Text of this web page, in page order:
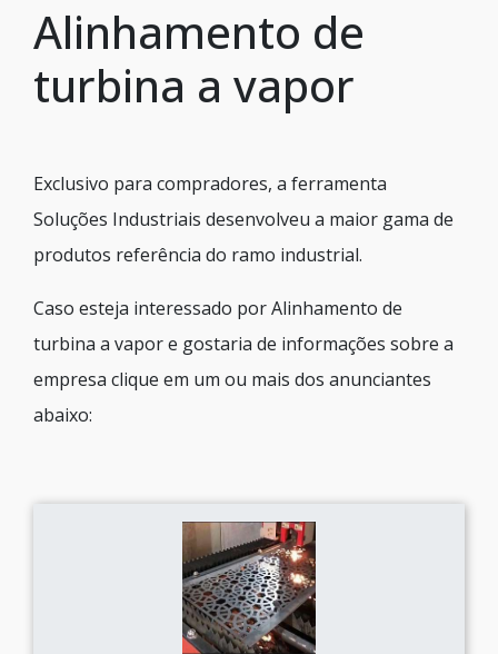
Alinhamento de
turbina a vapor
Exclusivo para compradores, a ferramenta
Soluções Industriais desenvolveu a maior gama de
produtos referência do ramo industrial.
Caso esteja interessado por Alinhamento de
turbina a vapor e gostaria de informações sobre a
empresa clique em um ou mais dos anunciantes
abaixo: